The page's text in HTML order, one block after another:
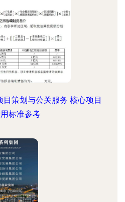
策划与公关服务 核心项目
标准参考